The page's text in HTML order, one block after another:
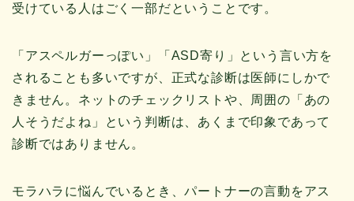
受けている人はごく一部だということです。
「アスペルガーっぽい」「ASD寄り」という言い方を
されることも多いですが、正式な診断は医師にしかで
きません。ネットのチェックリストや、周囲の「あの
人そうだよね」という判断は、あくまで印象であって
診断ではありません。
モラハラに悩んでいるとき、パートナーの言動をアス